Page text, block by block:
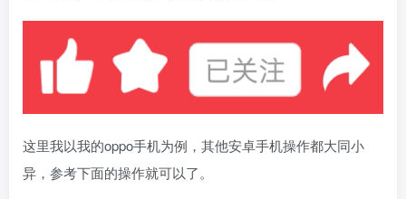
这里我以我的oppo手机为例，其他安卓手机操作都大同小
异，参考下面的操作就可以了。